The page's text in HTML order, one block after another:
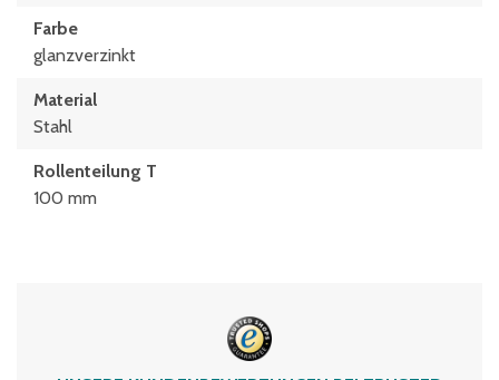
Farbe
glanzverzinkt
Material
Stahl
Rollenteilung T
100 mm